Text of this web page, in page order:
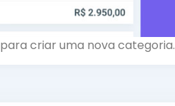
para criar uma nova categoria.